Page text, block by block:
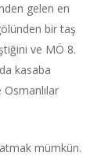
gelen en
bir taş
ve MÖ 8.
kasaba
Osmanlılar
mümkün.